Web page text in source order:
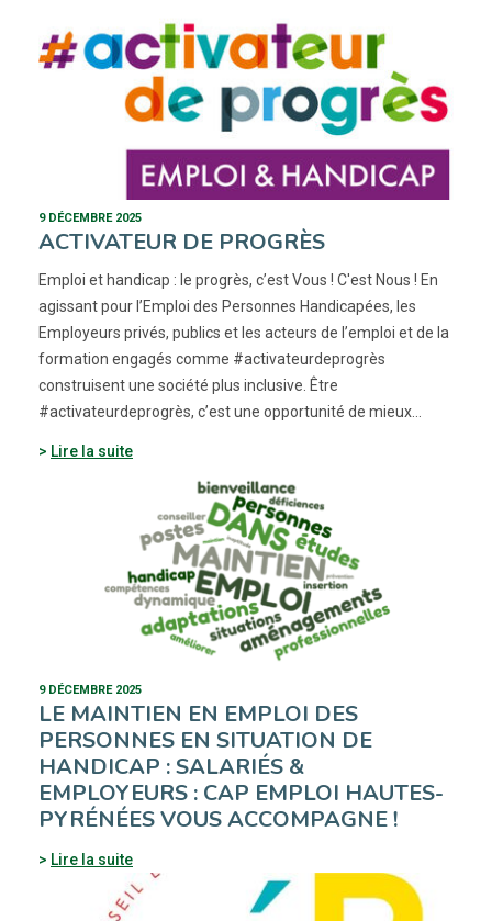
9 DÉCEMBRE 2025
ACTIVATEUR DE PROGRÈS
Emploi et handicap : le progrès, c’est Vous ! C'est Nous ! En
agissant pour l’Emploi des Personnes Handicapées, les
Employeurs privés, publics et les acteurs de l’emploi et de la
formation engagés comme #activateurdeprogrès
construisent une société plus inclusive. Être
#activateurdeprogrès, c’est une opportunité de mieux…
Lire la suite
9 DÉCEMBRE 2025
LE MAINTIEN EN EMPLOI DES
PERSONNES EN SITUATION DE
HANDICAP : SALARIÉS &
EMPLOYEURS : CAP EMPLOI HAUTES-
PYRÉNÉES VOUS ACCOMPAGNE !
Lire la suite